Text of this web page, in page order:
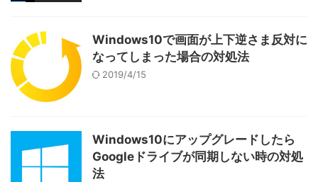
Windows10で画面が上下逆さま反対に
なってしまった場合の対処法
2019/4/15
Windows10にアップグレードしたら
Googleドライブが同期しない時の対処
法